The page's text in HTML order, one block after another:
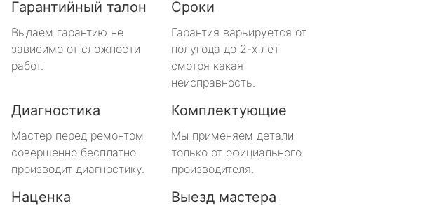
Гарантийный талон
Выдаем гарантию не
зависимо от сложности
работ.
Сроки
Гарантия варьируется от
полугода до 2-х лет
смотря какая
неисправность.
Диагностика
Мастер перед ремонтом
совершенно бесплатно
производит диагностику.
Комплектующие
Мы применяем детали
только от официального
производителя.
Наценка Выезд мастера